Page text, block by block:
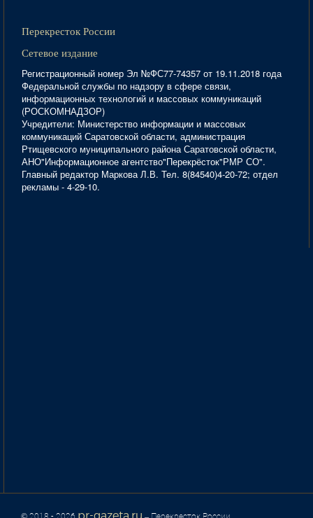
Перекресток России
Сетевое издание
Регистрационный номер Эл №ФС77-74357 от 19.11.2018 года
Федеральной службы по надзору в сфере связи,
информационных технологий и массовых коммуникаций
(РОСКОМНАДЗОР)
Учредители: Министерство информации и массовых
коммуникаций Саратовской области, администрация
Ртищевского муниципального района Саратовской области,
АНО"Информационное агентство"Перекрёсток"РМР СО".
Главный редактор Маркова Л.В. Тел. 8(84540)4-20-72; отдел
рекламы - 4-29-10.
pr-gazeta.ru